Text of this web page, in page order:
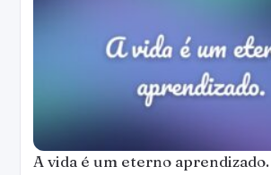
A vida é um eterno aprendizado.